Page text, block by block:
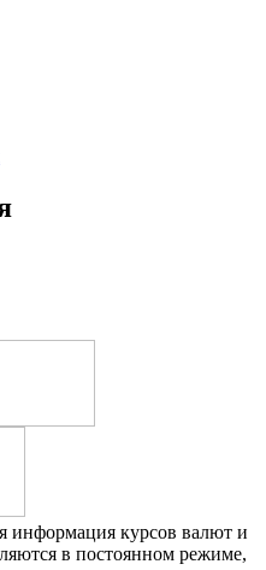
информация курсов валют и
в постоянном режиме,